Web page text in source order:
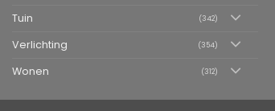
Tuin (342)
Verlichting (354)
Wonen (312)